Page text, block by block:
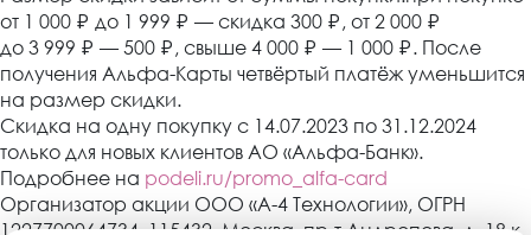
от 1 000 ₽ до 1 999 ₽ — скидка 300 ₽ , от 2 000 ₽
до 3 999 ₽ — 500 ₽ , свыше 4 000 ₽ — 1 000 ₽. После
получения Альфа-Карты четвёртый платёж уменьшится
на размер скидки.
Скидка на одну покупку с 14.07.2023 по 31.12.2024
только для новых клиентов АО «Альфа-Банк».
Подробнее на podeli.ru/promo_alfa-card
Организатор акции ООО «А-4 Технологии», ОГРН
1227700064734, 115432, Москва, пр-т Андропова, д. 18 к.